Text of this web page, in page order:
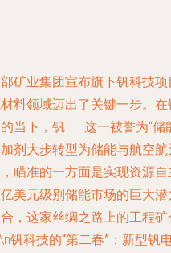
矿业集团宣布旗下钒科技
料领域迈出了关键一步。
当下，钒——这一被誉为“储
剂大步转型为储能与航空
瞄准的一方面是实现资源
美元级别储能市场的巨大
，这家丝绸之路上的工程
钒科技的“第二春”：新型钒